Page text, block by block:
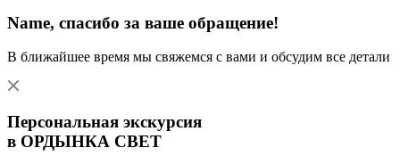
Name, спасибо за ваше обращение!
В ближайшее время мы свяжемся с вами и обсудим все детали
Персональная экскурсия
в ОРДЫНКА СВЕТ